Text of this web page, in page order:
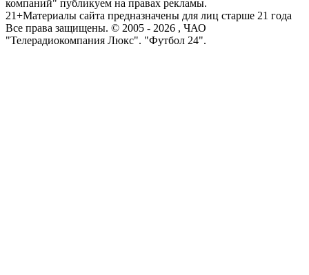
компаний" публикуем на правах рекламы.
21+Материалы сайта предназначены для лиц старше 21 года
Все права защищены. © 2005 - 2026 , ЧАО
"Телерадиокомпания Люкс". "Футбол 24".